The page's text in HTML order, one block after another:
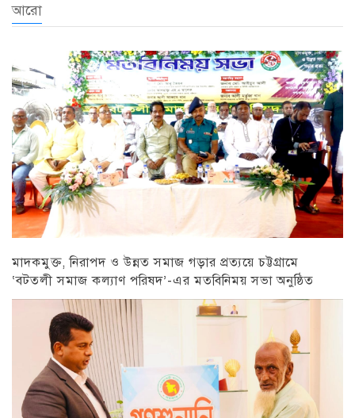
আরো
মাদকমুক্ত, নিরাপদ ও উন্নত সমাজ গড়ার প্রত্যয়ে চট্টগ্রামে
‘বটতলী সমাজ কল্যাণ পরিষদ’-এর মতবিনিময় সভা অনুষ্ঠিত
চট্টগ্রাম